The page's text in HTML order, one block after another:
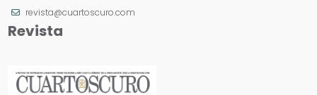
revista@cuartoscuro.com
Revista